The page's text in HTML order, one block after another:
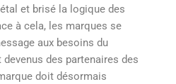
et brisé la logique des
à cela, les marques se
aux besoins du
des partenaires des
doit désormais